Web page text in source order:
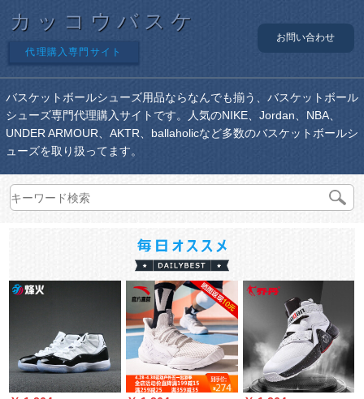
カッコウバスケ
代理購入専門サイト
お問い合わせ
バスケットボールシューズ用品ならなんでも揃う、バスケットボール
シューズ専門代理購入サイトです。人気のNIKE、Jordan、NBA、
UNDER ARMOUR、AKTR、ballaholicなど多数のバスケットボールシ
ューズを取り扱ってます。